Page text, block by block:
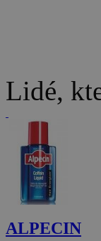
Lidé,
ALPECIN